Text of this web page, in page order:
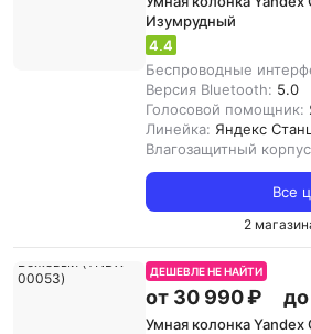
Изумрудный
4.4
Беспроводные
Версия Bluetooth: 5.0
Голосовой помощник:
Линейка: Яндекс
Влагозащитный
Все
2
ДЕШЕВЛЕ НЕ НАЙТИ
от 30 990 ₽
Умная колонка